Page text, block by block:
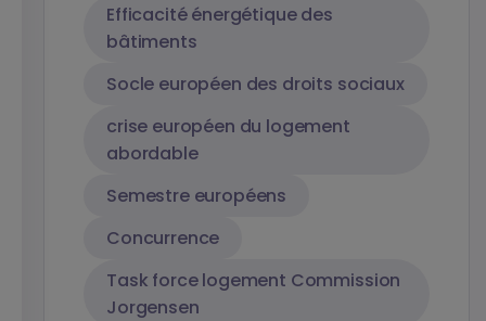
Efficacité énergétique des
bâtiments
Socle européen des droits sociaux
crise européen du logement
abordable
Semestre européens
Concurrence
Task force logement Commission
Jorgensen